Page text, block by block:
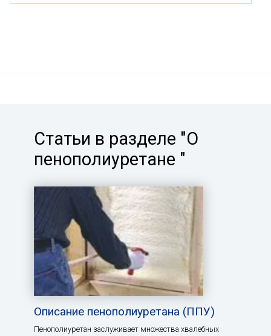
Статьи в разделе "О
пенополиуретане "
Описание пенополиуретана (ППУ)
Пенополиуретан заслуживает множества хвалебных